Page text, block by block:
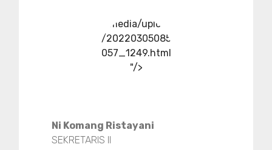
../media/upload
/20220305085
057_1249.html
"/>
Ni Komang Ristayani
SEKRETARIS II